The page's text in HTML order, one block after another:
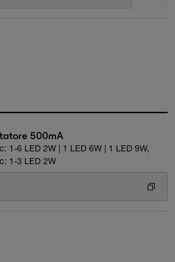
500mA
1-6 LED 2W | 1 LED 6W | 1 LED 9W,
1-3 LED 2W